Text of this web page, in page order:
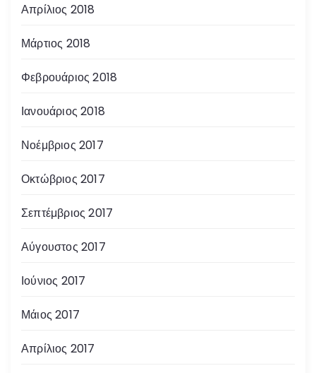
Απρίλιος 2018
Μάρτιος 2018
Φεβρουάριος 2018
Ιανουάριος 2018
Νοέμβριος 2017
Οκτώβριος 2017
Σεπτέμβριος 2017
Αύγουστος 2017
Ιούνιος 2017
Μάιος 2017
Απρίλιος 2017